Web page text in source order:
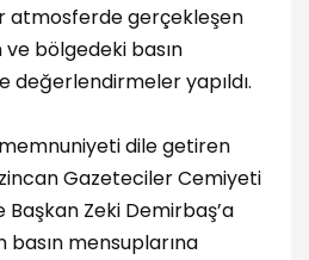
atmosferde gerçekleşen
bölgedeki basın
değerlendirmeler yapıldı.
dile getiren
Gazeteciler Cemiyeti
Başkan Zeki Demirbaş’a
mensuplarına